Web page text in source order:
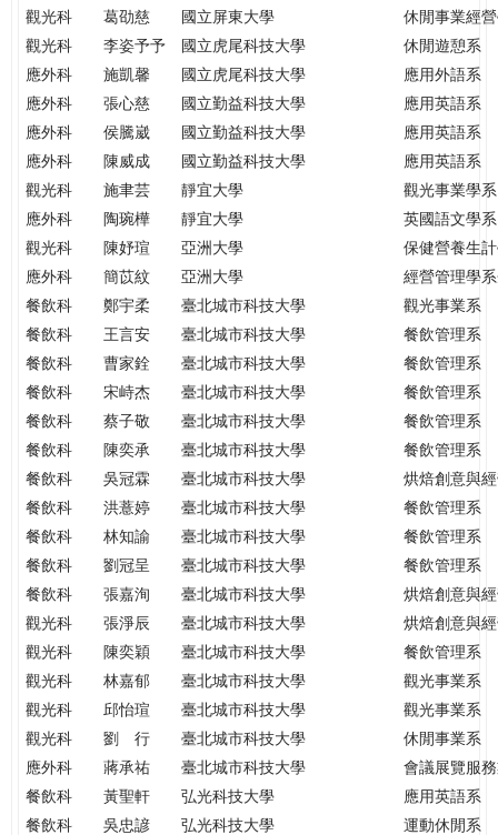
觀光科
葛劭慈 國立屏東大學
休閒事業經
觀光科
李姿予予 國立虎尾科技大學
休閒遊憩系
應外科
施凱馨 國立虎尾科技大學
應用外語系
應外科
張心慈 國立勤益科技大學
應用英語系
應外科
侯騰崴 國立勤益科技大學
應用英語系
應外科
陳威成 國立勤益科技大學
應用英語系
觀光科
施聿芸 靜宜大學
觀光事業學系
應外科
陶琬樺 靜宜大學
英國語文學系
觀光科
陳妤瑄 亞洲大學
保健營養生
應外科
簡苡紋 亞洲大學
經營管理學
餐飲科
鄭宇柔 臺北城市科技大學
觀光事業系
餐飲科
王言安 臺北城市科技大學
餐飲管理系
餐飲科
曹家銓 臺北城市科技大學
餐飲管理系
餐飲科
宋峙杰 臺北城市科技大學
餐飲管理系
餐飲科
蔡子敬 臺北城市科技大學
餐飲管理系
餐飲科
陳奕承 臺北城市科技大學
餐飲管理系
餐飲科
吳冠霖 臺北城市科技大學
烘焙創意與
餐飲科
洪薏婷 臺北城市科技大學
餐飲管理系
餐飲科
林知諭 臺北城市科技大學
餐飲管理系
餐飲科
劉冠呈 臺北城市科技大學
餐飲管理系
餐飲科
張嘉洵 臺北城市科技大學
烘焙創意與
觀光科
張淨辰 臺北城市科技大學
烘焙創意與
觀光科
陳奕穎 臺北城市科技大學
餐飲管理系
觀光科
林嘉郁 臺北城市科技大學
觀光事業系
觀光科
邱怡瑄 臺北城市科技大學
觀光事業系
觀光科
劉 行 臺北城市科技大學
休閒事業系
應外科
蔣承祐 臺北城市科技大學
會議展覽服
餐飲科
黃聖軒 弘光科技大學
應用英語系
餐飲科
吳忠諺 弘光科技大學
運動休閒系